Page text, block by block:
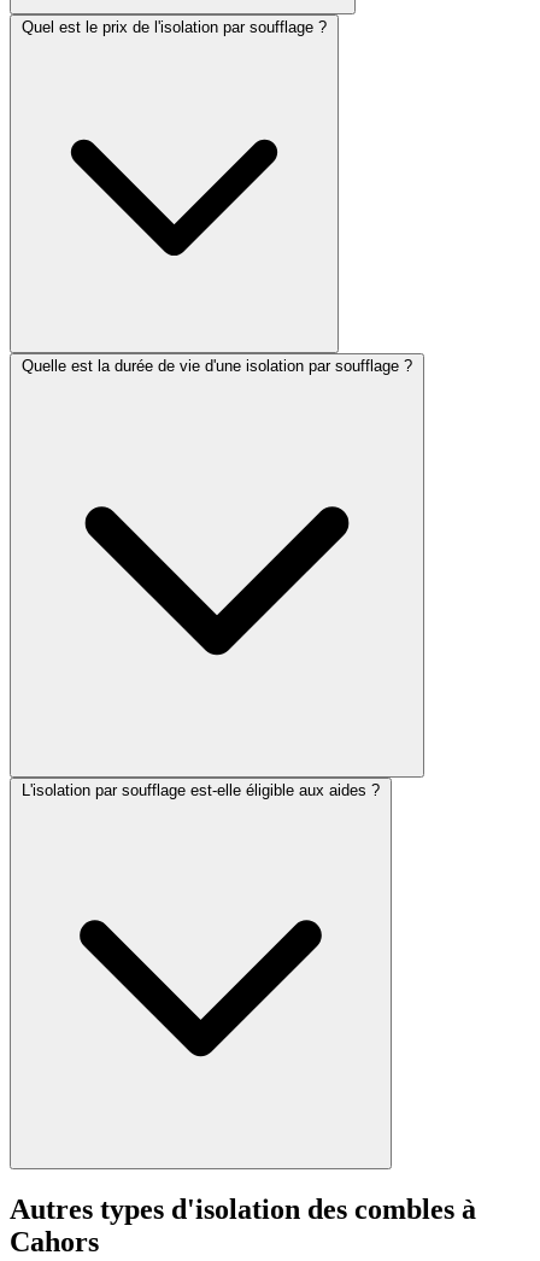
Quel est le prix de l'isolation par soufflage ?
Quelle est la durée de vie d'une isolation par soufflage ?
L'isolation par soufflage est-elle éligible aux aides ?
Autres types d'isolation des combles à
Cahors